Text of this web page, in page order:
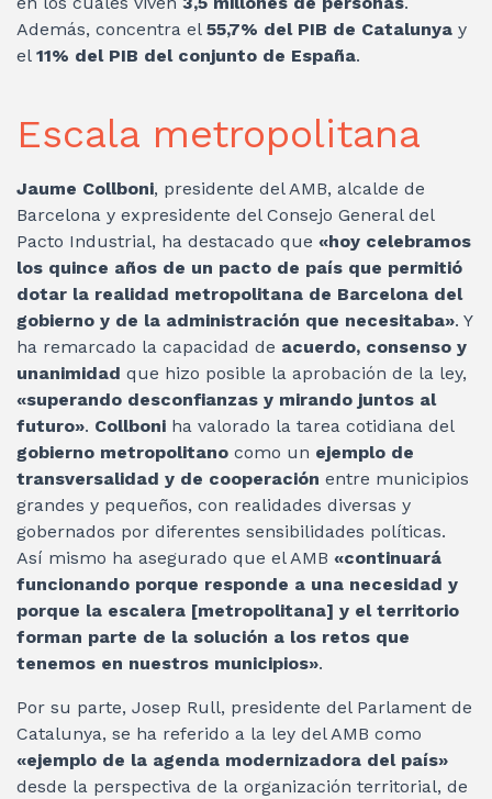
Además, concentra el 55,7% del PIB de Catalunya y
el 11% del PIB del conjunto de España.
Escala metropolitana
Jaume Collboni, presidente del AMB, alcalde de
Barcelona y expresidente del Consejo General del
Pacto Industrial, ha destacado que «hoy celebramos
los quince años de un pacto de país que permitió
dotar la realidad metropolitana de Barcelona del
gobierno y de la administración que necesitaba». Y
ha remarcado la capacidad de acuerdo, consenso y
unanimidad que hizo posible la aprobación de la ley,
«superando desconfianzas y mirando juntos al
futuro». Collboni ha valorado la tarea cotidiana del
gobierno metropolitano como un ejemplo de
transversalidad y de cooperación entre municipios
grandes y pequeños, con realidades diversas y
gobernados por diferentes sensibilidades políticas.
Así mismo ha asegurado que el AMB «continuará
funcionando porque responde a una necesidad y
porque la escalera [metropolitana] y el territorio
forman parte de la solución a los retos que
tenemos en nuestros municipios».
Por su parte, Josep Rull, presidente del Parlament de
Catalunya, se ha referido a la ley del AMB como
«ejemplo de la agenda modernizadora del país»
desde la perspectiva de la organización territorial, de